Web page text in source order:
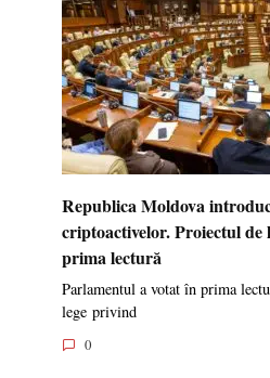
Republica Moldova
criptoactivelor. Proiectul de
prima lectură
Parlamentul a votat în prima
lege privind
0